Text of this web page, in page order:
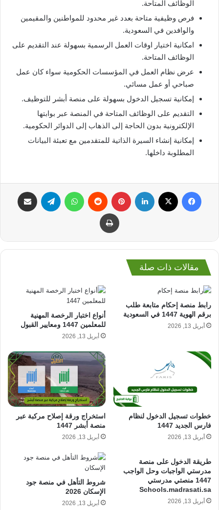
الوظائف المتاحة.
فرص وظيفية متاحة بعدد غير محدود للمواطنين والمقيمين
والوافدين في السعودية.
امكانية اختيار اوقات العمل الرسمية بسهولة عند التقديم على
الوظائف المتاحة.
عرض نظام العمل في المؤسسات الحكومية سواء كان عمل
صباحي أو عمل مسائي.
إمكانية تسجيل الدخول بسهولة على منصة أبشر للتوظيف.
التقديم على الوظائف المتاحة في المنصة عبر بوابتها
الإلكترونية بدون الحاجة إلى الذهاب إلى الدوائر الحكومية.
إمكانية إنشاء السيرة الذاتية للمتقدمين مع تعبئة البيانات
المطلوبة داخلها.
فيسبوك لينكدإن بينتيريست واتساب تيلقرام
طباعة
مقالات ذات صلة
رابط منصة إحكام متابعة طلب
برقم الهوية 1447 في السعودية
أبريل 13, 2026
أنواع اختبار الرخصة المهنية
للمعلمين 1447 ومعايير القبول
أبريل 13, 2026
خطوات تسجيل الدخول لنظام
فارس الجديد 1447
أبريل 13, 2026
استخراج ورقة إصلاح مركبة عبر
منصة أبشر 1447
أبريل 13, 2026
طريقة الدخول على منصة
مدرستي الواجبات وحل الواجب
1447 منصتي مدرستي
Schools.madrasati.sa
أبريل 13, 2026
شروط التأهل في منصة جود
الإسكان 2026
أبريل 13, 2026